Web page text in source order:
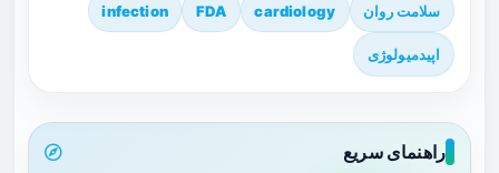
سلامت روان cardiology
FDA
infection
اپیدمیولوژی
راهنمای سریع